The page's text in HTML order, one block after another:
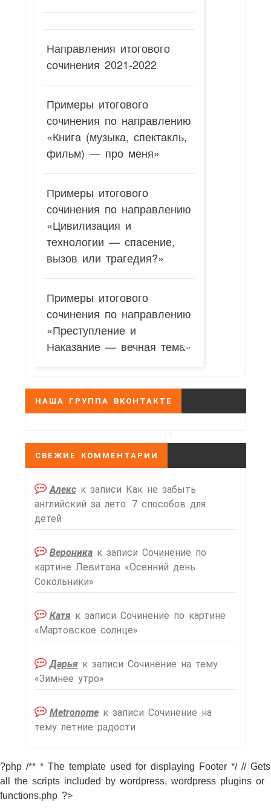
Направления итогового
сочинения 2021-2022
Примеры итогового
сочинения по направлению
«Книга (музыка, спектакль,
фильм) — про меня»
Примеры итогового
сочинения по направлению
«Цивилизация и
технологии — спасение,
вызов или трагедия?»
Примеры итогового
сочинения по направлению
«Преступление и
Наказание — вечная тема»
НАША ГРУППА ВКОНТАКТЕ
СВЕЖИЕ КОММЕНТАРИИ
Алекск записи Как не забыть
английский за лето: 7 способов для
детей
Вероникак записи Сочинение по
картине Левитана «Осенний день.
Сокольники»
Катяк записи Сочинение по картине
«Мартовское солнце»
Дарьяк записи Сочинение на тему
«Зимнее утро»
Metronomeк записи Сочинение на
тему летние радости
?php /** * The template used for displaying Footer */ // Gets
all the scripts included by wordpress, wordpress plugins or
functions.php ?>